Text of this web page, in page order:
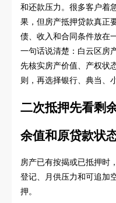
和还款压力。很多客户着
果，但房产抵押贷款真正
债、收入和合同条件放在
一句话说清楚：白云区房
先核实房产价值、产权状
则，再选择银行、典当、
二次抵押先看剩
余值和原贷款状
房产已有按揭或已抵押时
登记、月供压力和可追加
押。